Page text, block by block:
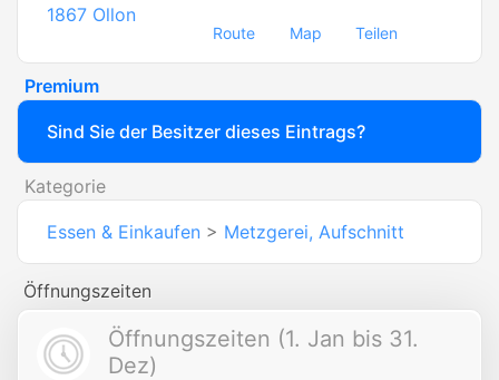
1867 Ollon
Route Map Teilen
Premium
Sind Sie der Besitzer dieses Eintrags?
Kategorie
Essen & Einkaufen > Metzgerei, Aufschnitt
Öffnungszeiten
Öffnungszeiten (1. Jan bis 31.
Dez)